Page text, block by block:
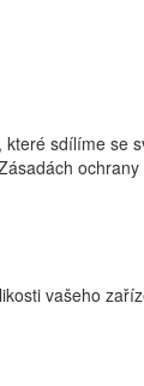
sdílíme se
vašeho